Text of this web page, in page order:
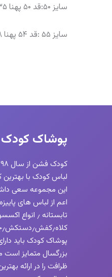
سایز ۵۰:قد ۵۰ پهنا ۳۵ شلوارک ۴۵
سایز ۵۵ :قد ۵۴ پهنا ۳۸ شلوارک ۵۰
پوشاک
لباس کودک با
این مجموعه سعی
تابستانه ٫
پوشاک کودک باید
بزرگسال متمایز
ظرافت را در ارائه